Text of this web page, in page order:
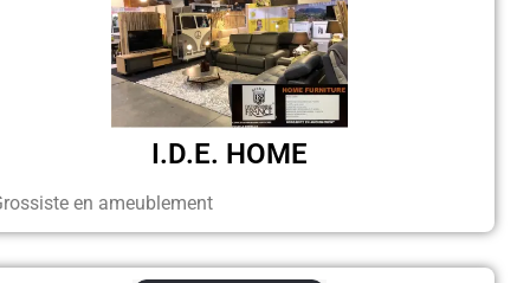
I.D.E. HOME
en ameublement